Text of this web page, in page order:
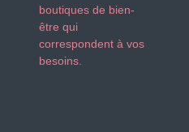
boutiques de bien-
être qui
correspondent à vos
besoins.